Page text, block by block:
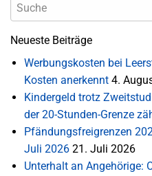
Neueste Beiträge
Werbungskosten bei
Kosten anerkennt 4.
Kindergeld trotz
der 20-Stunden-Grenze
Pfändungsfreigrenzen
Juli 2026 21. Juli 2026
Unterhalt an Angehörige: